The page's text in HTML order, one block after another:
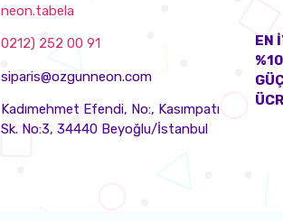
neon.tabela
0212) 252 00 91
siparis@ozgunneon.com
Kadımehmet Efendi, No:, Kasımpatı
Sk. No:3, 34440 Beyoğlu/İstanbul
EN